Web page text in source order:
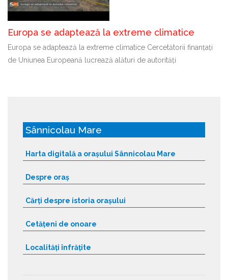
Europa se adaptează la extreme climatice
Europa se adaptează la extreme climatice Cercetătorii finanțați
de Uniunea Europeană lucrează alături de autorități
Sânnicolau Mare
Harta digitală a orașului Sânnicolau Mare
Despre oraș
Cărți despre istoria orașului
Cetățeni de onoare
Localități înfrățite